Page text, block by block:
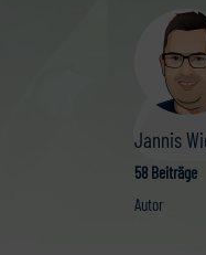
Jannis
58 Beiträge
Autor